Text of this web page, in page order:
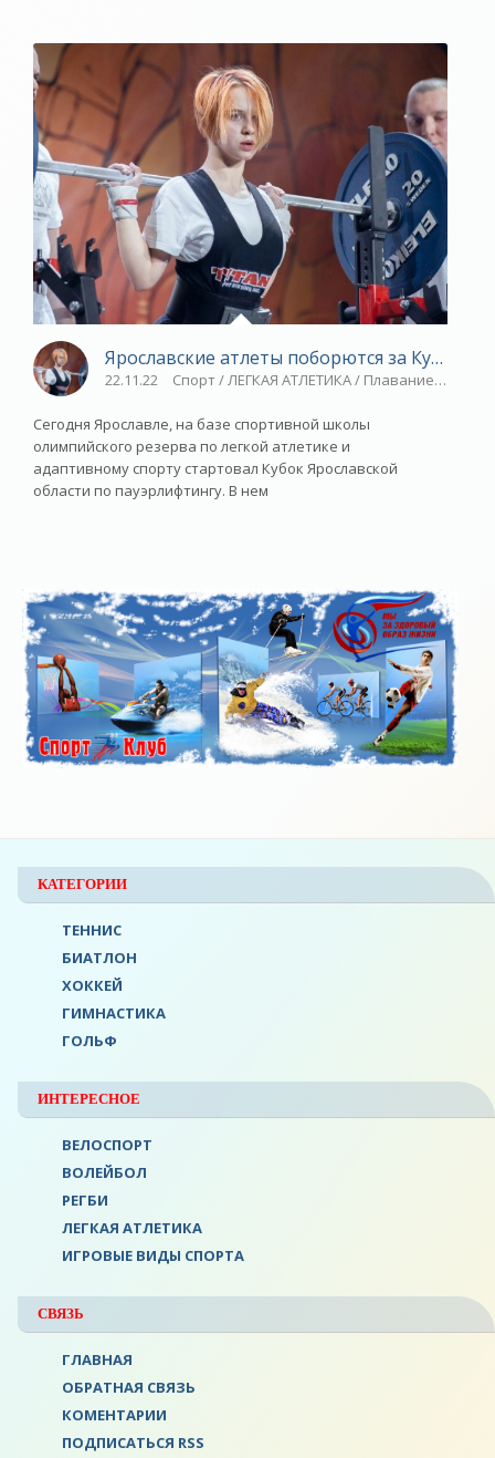
Ярославские атлеты поборются за Кубок -
22.11.22 Спорт / ЛЕГКАЯ АТЛЕТИКА / Плавание /
Сегодня Ярославле, на базе спортивной школы
олимпийского резерва по легкой атлетике и
адаптивному спорту стартовал Кубок Ярославской
области по пауэрлифтингу. В нем
КАТЕГОРИИ
ТЕННИС
БИАТЛОН
ХОККЕЙ
ГИМНАСТИКА
ГОЛЬФ
ИНТЕРЕСНОЕ
ВЕЛОСПОРТ
ВОЛЕЙБОЛ
РЕГБИ
ЛЕГКАЯ АТЛЕТИКА
ИГРОВЫЕ ВИДЫ СПОРТА
СВЯЗЬ
ГЛАВНАЯ
ОБРАТНАЯ СВЯЗЬ
КОМЕНТАРИИ
ПОДПИСАТЬСЯ RSS